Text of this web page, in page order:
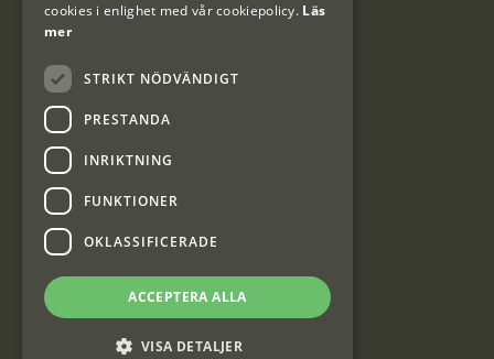
Information om kundklubben.
Interjakt Sweden AB, Årjäng
cookies i enlighet med vår cookiepolicy. Läs
mer
STRIKT NÖDVÄNDIGT
PRESTANDA
INRIKTNING
FUNKTIONER
OKLASSIFICERADE
ACCEPTERA ALLA
VISA DETALJER